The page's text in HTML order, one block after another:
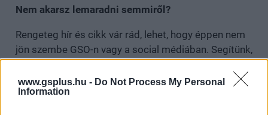
www.gsplus.hu - Do Not Process My Personal
Information
Nem akarsz lemaradni semmiről?
Rengeteg hír és cikk vár rád, lehet, hogy éppen nem
jön szembe GSO-n vagy a social médiában. Segítünk,
hogy naprakész maradj, kiválogatjuk neked a
legjobbakat, iratkozz fel hírlevelünkre!